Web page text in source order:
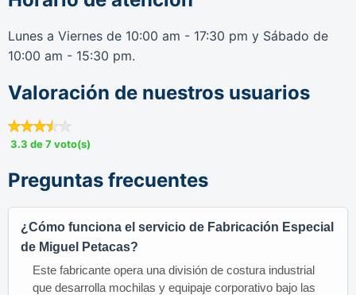
Lunes a Viernes de 10:00 am - 17:30 pm y Sábado de
10:00 am - 15:30 pm.
Valoración de nuestros usuarios
3.3 de 7 voto(s)
Preguntas frecuentes
¿Cómo funciona el servicio de Fabricación Especial
de Miguel Petacas?
Este fabricante opera una división de costura industrial
que desarrolla mochilas y equipaje corporativo bajo las